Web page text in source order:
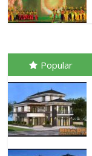
Popular